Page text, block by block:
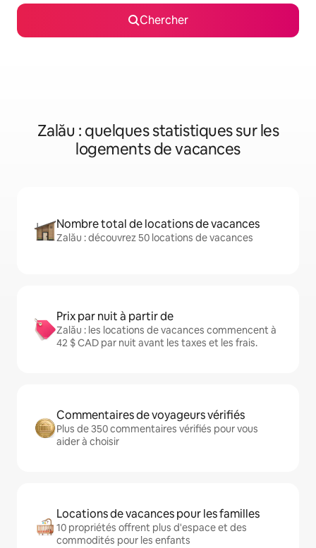
Chercher
Zalău : quelques statistiques sur les
logements de vacances
Nombre total de locations de vacances
Zalău : découvrez 50 locations de vacances
Prix par nuit à partir de
Zalău : les locations de vacances commencent à
42 $ CAD par nuit avant les taxes et les frais.
Commentaires de voyageurs vérifiés
Plus de 350 commentaires vérifiés pour vous
aider à choisir
Locations de vacances pour les familles
10 propriétés offrent plus d'espace et des
commodités pour les enfants